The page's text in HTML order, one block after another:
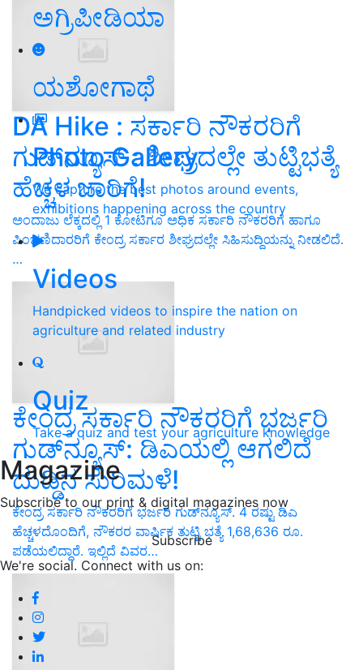
ಅಗ್ರಿಪೀಡಿಯಾ
ಯಶೋಗಾಥೆ
Photo Gallery
We capture the best photos around events,
exhibitions happening across the country
Videos
Handpicked videos to inspire the nation on
agriculture and related industry
Quiz
Take a quiz and test your agriculture knowledge
Magazine
Subscribe to our print & digital magazines now
Subscribe
We're social. Connect with us on:
DA Hike : ಸರ್ಕಾರಿ ನೌಕರರಿಗೆ
ಗುಡ್‌ನ್ಯೂಸ್‌ : ಶೀಘ್ರದಲ್ಲೇ ತುಟ್ಟಿಭತ್ಯೆ
ಹೆಚ್ಚಳ ಜಾರಿಗೆ!
ಅಂದಾಜು ಲೆಕ್ಕದಲ್ಲಿ 1 ಕೋಟಿಗೂ ಅಧಿಕ ಸರ್ಕಾರಿ ನೌಕರರಿಗೆ ಹಾಗೂ
ಪಿಂಚಣಿದಾರರಿಗೆ ಕೇಂದ್ರ ಸರ್ಕಾರ ಶೀಘ್ರದಲ್ಲೇ ಸಿಹಿಸುದ್ದಿಯನ್ನು ನೀಡಲಿದೆ.
…
ಕೇಂದ್ರ ಸರ್ಕಾರಿ ನೌಕರರಿಗೆ ಭರ್ಜರಿ
ಗುಡ್‌ನ್ಯೂಸ್‌: ಡಿಎಯಲ್ಲಿ ಆಗಲಿದೆ
ದುಡ್ಡಿನ ಸುರಿಮಳೆ!
ಕೇಂದ್ರ ಸರ್ಕಾರಿ ನೌಕರರಿಗೆ ಭರ್ಜರಿ ಗುಡ್‌ನ್ಯೂಸ್‌. 4 ರಷ್ಟು ಡಿಎ
ಹೆಚ್ಚಳದೊಂದಿಗೆ, ನೌಕರರ ವಾರ್ಷಿಕ ತುಟ್ಟಿ ಭತ್ಯೆ 1,68,636 ರೂ.
ಪಡೆಯಲಿದ್ದಾರೆ. ಇಲ್ಲಿದೆ ವಿವರ…